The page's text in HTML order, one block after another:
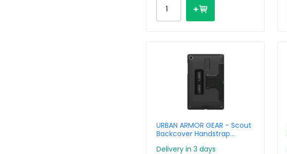
URBAN ARMOR GEAR - Scout
Backcover Handstrap
Plus / A9 Plus - Black
Delivery in 3 days